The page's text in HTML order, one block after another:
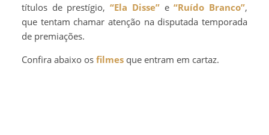
títulos de prestígio,“Ela Disse”e“Ruído Branco”,
que tentam chamar atenção na disputada temporada
de premiações.
Confira abaixo os filmes que entram em cartaz.